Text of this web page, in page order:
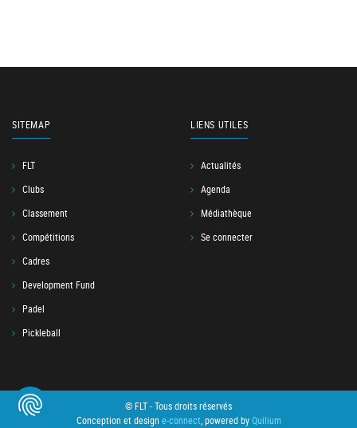
SITEMAP
FLT
Clubs
Classement
Compétitions
Cadres
Development Fund
Padel
Pickleball
LIENS UTILES
Actualités
Agenda
Médiathèque
Se connecter
© FLT - Tous droits réservés
Conception et design e-connect, powered byQuilium